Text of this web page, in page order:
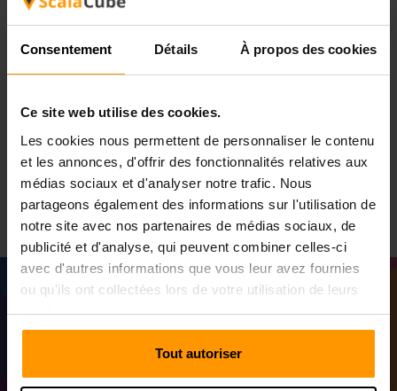
Consentement Détails À propos des cookies
Ce site web utilise des cookies.
Les cookies nous permettent de personnaliser le contenu
et les annonces, d'offrir des fonctionnalités relatives aux
médias sociaux et d'analyser notre trafic. Nous
partageons également des informations sur l'utilisation de
notre site avec nos partenaires de médias sociaux, de
publicité et d'analyse, qui peuvent combiner celles-ci
avec d'autres informations que vous leur avez fournies
ou qu'ils ont collectées lors de votre utilisation de leurs
services.
Tout autoriser
ScalaCube
Dans le monde animé de "Scrap Mechanic", ScalaCube
avec précision pour assurer un voyage sans décalage,
"Scrap Mechanic". Laissez votre imagination se promener
librement tandis que ScalaCube remplit le rôle d'une épine
dorsale robuste pour vos aventures d'artisanat.